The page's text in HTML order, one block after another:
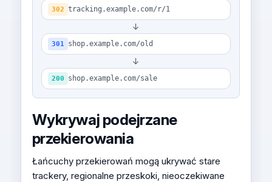
302 tracking.example.com/r/1
↓
301 shop.example.com/old
↓
200 shop.example.com/sale
Wykrywaj podejrzane
przekierowania
Łańcuchy przekierowań mogą ukrywać stare
trackery, regionalne przeskoki, nieoczekiwane